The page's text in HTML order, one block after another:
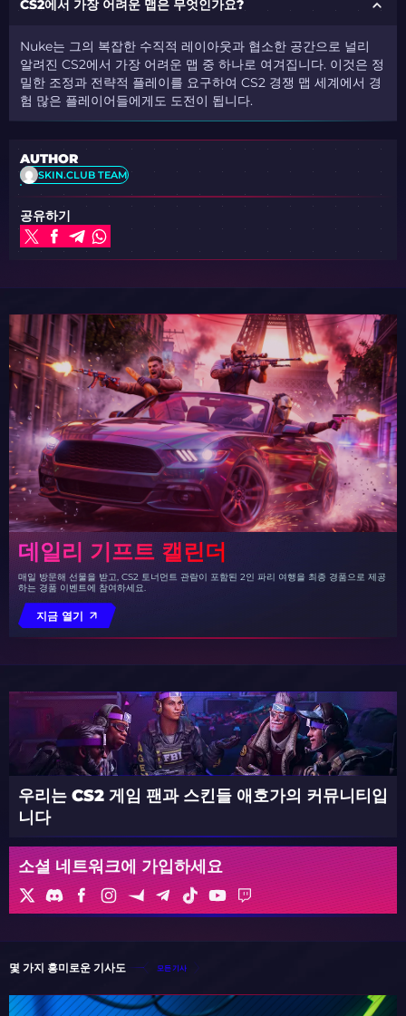
CS2에서 가장 어려운 맵은 무엇인가요?
Nuke는 그의 복잡한 수직적 레이아웃과 협소한 공간으로 널리
알려진 CS2에서 가장 어려운 맵 중 하나로 여겨집니다. 이것은 정
밀한 조정과 전략적 플레이를 요구하여 CS2 경쟁 맵 세계에서 경
험 많은 플레이어들에게도 도전이 됩니다.
AUTHOR
SKIN.CLUB TEAM
공유하기
데일리 기프트 캘린더
매일 방문해 선물을 받고, CS2 토너먼트 관람이 포함된 2인 파리 여행을 최종 경품으로 제공
하는 경품 이벤트에 참여하세요.
지금 열기
우리는 CS2 게임 팬과 스킨들 애호가의 커뮤니티입
니다
소셜 네트워크에 가입하세요
몇 가지 흥미로운 기사도 모든 기사